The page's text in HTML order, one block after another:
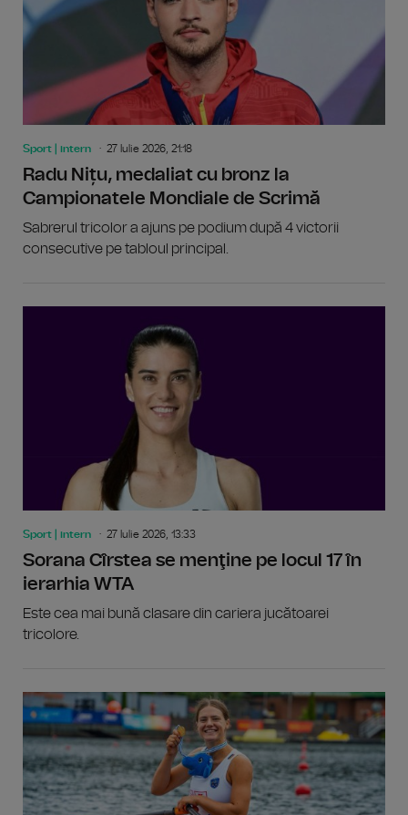
Sport | intern 27 Iulie 2026, 21:18
Radu Nițu, medaliat cu bronz la
Campionatele Mondiale de Scrimă
Sabrerul tricolor a ajuns pe podium după 4 victorii
consecutive pe tabloul principal.
Sport | intern 27 Iulie 2026, 13:33
Sorana Cîrstea se menţine pe locul 17 în
ierarhia WTA
Este cea mai bună clasare din cariera jucătoarei
tricolore.